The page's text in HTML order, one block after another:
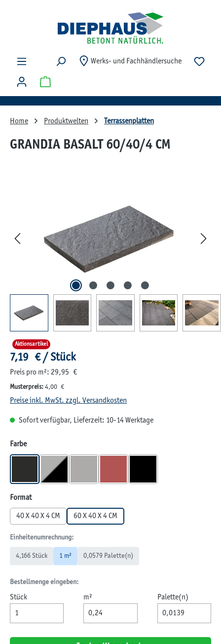
Werks- und Fachhändlersuche Du
Warenkorb enthält 0 Positionen. Der Gesamtwert
Home Produktwelten Terrassenplatten
GRANDIA BASALT 60/40/4 CM
Aktionsartikel
Regulärer Preis:
7,19 € / Stück
Preis pro m²: 29,95 €
Musterpreis: 4,00 €
Preise inkl. MwSt. zzgl. Versandkosten
Sofort verfügbar, Lieferzeit: 10-14 Werktage
Farbeauswählen
BASALT
Formatauswählen
40 X 40 X 4 CM 60 X 40 X 4 CM
Einheitenumrechnung:
4,166 Stück 1 m² 0,0579 Palette(n)
Bestellmenge eingeben:
Stück m² Palette(n)